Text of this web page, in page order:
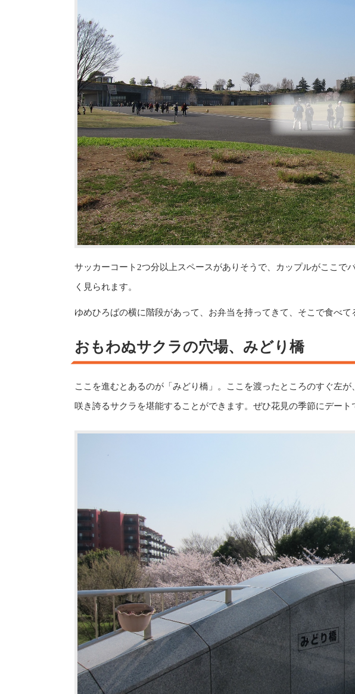
サッカーコート2つ分以上スペースがありそうで、カップルがここで
く見られます。
ゆめひろばの横に階段があって、お弁当を持ってきて、そこで食べて
おもわぬサクラの穴場、みどり橋
ここを進むとあるのが「みどり橋」。ここを渡ったところのすぐ左
咲き誇るサクラを堪能することができます。ぜひ花見の季節にデート